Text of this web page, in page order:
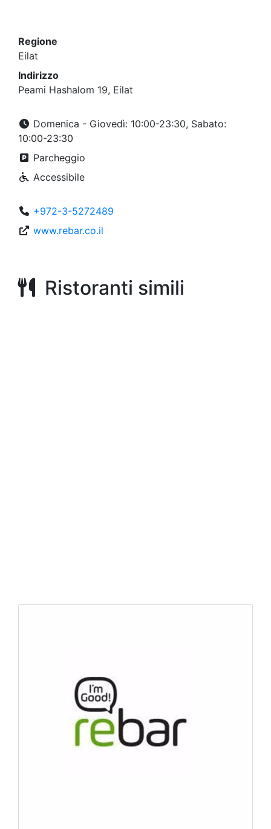
Regione
Eilat
Indirizzo
Peami Hashalom 19, Eilat
Domenica - Giovedì: 10:00-23:30, Sabato:
10:00-23:30
Parcheggio
Accessibile
+972-3-5272489
www.rebar.co.il
Ristoranti simili